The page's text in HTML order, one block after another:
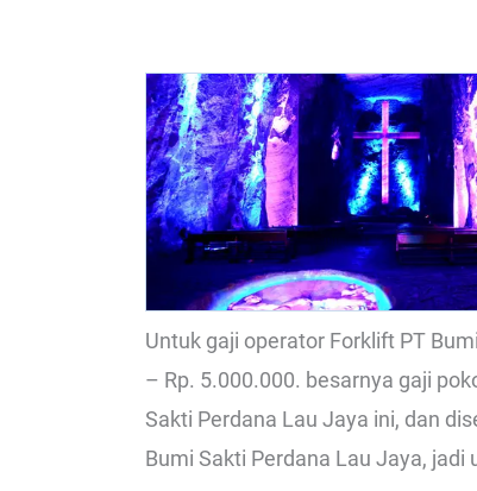
Untuk gaji operator Forklift PT
– Rp. 5.000.000. besarnya gaji
Sakti Perdana Lau Jaya ini, dan
Bumi Sakti Perdana Lau Jaya,